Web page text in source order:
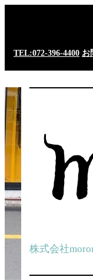
TEL:072-396-4400 お
株式会社